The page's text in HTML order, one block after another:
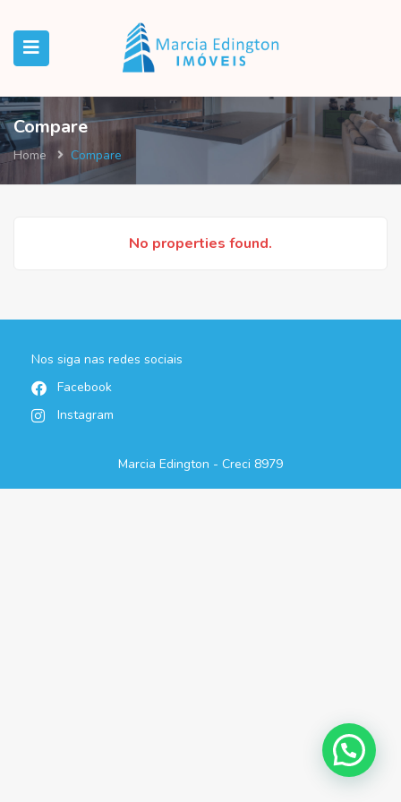
Compare
Home Compare
No properties found.
Nos siga nas redes sociais
Facebook
Instagram
Marcia Edington - Creci 8979